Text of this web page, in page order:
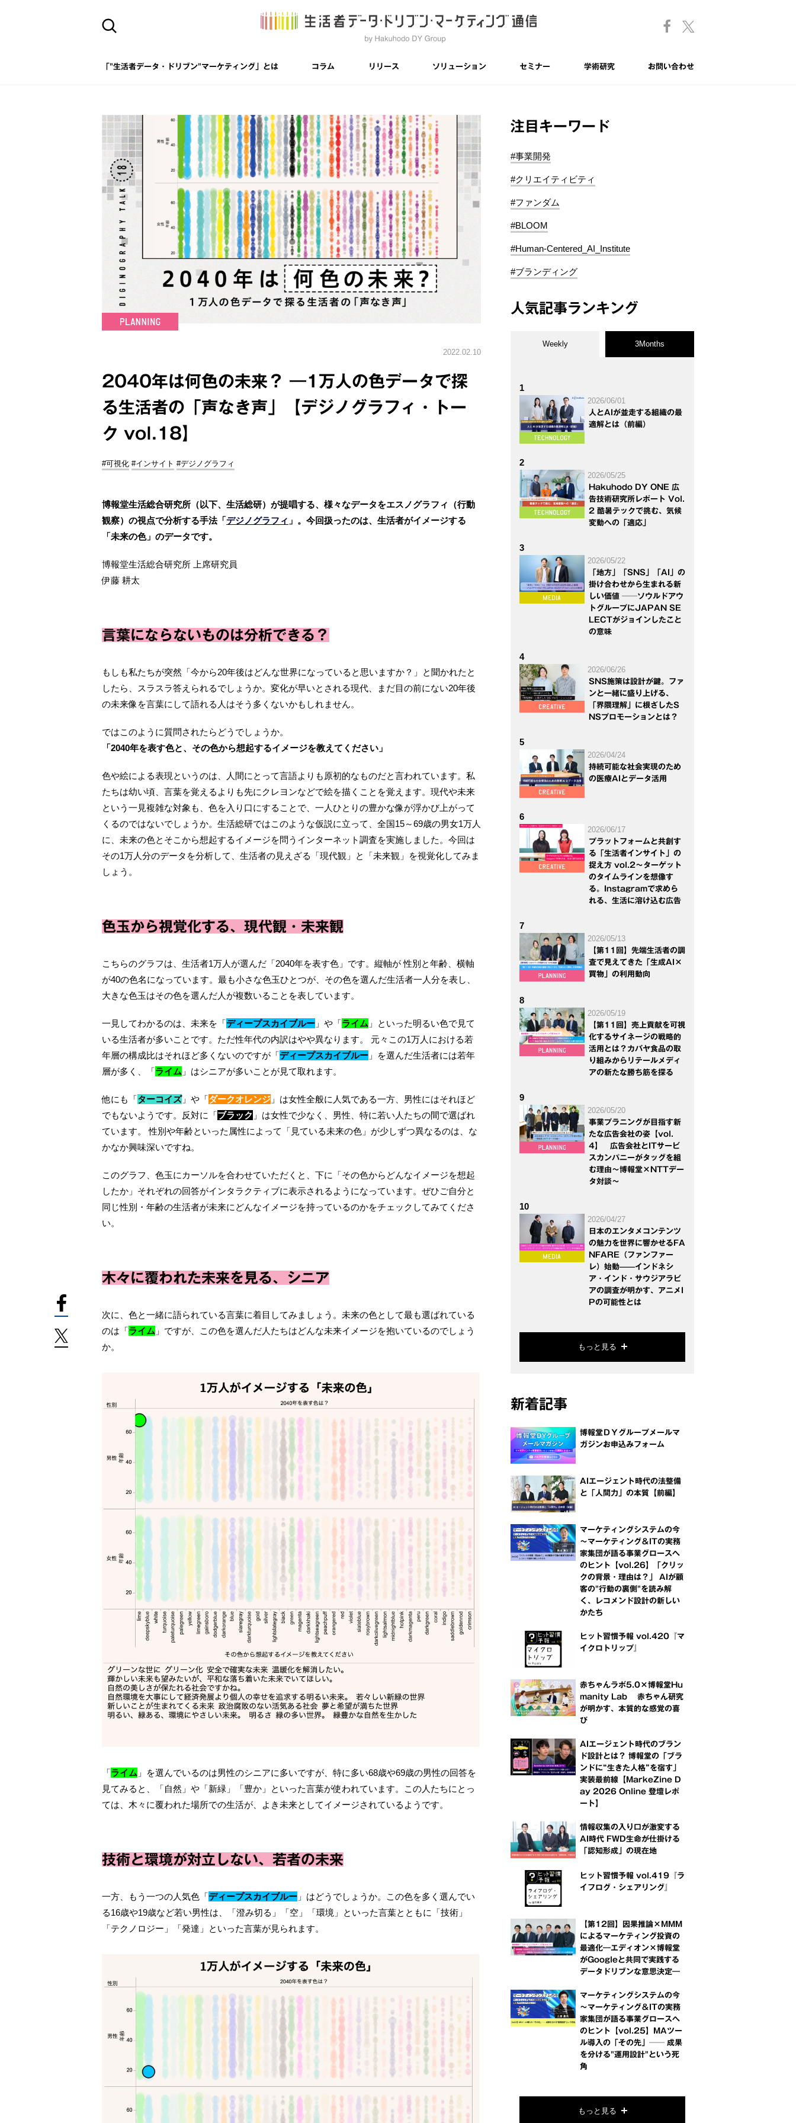
「"生活者データ・ドリブン"マーケティング」とは コラム リリース ソリューション セミナー 学術研究 お問い合わせ
2022.02.10
2040年は何⾊の未来？ ―1万⼈の⾊データで探
る⽣活者の「声なき声」【デジノグラフィ・トー
ク vol.18】
#可視化 #インサイト #デジノグラフィ
博報堂⽣活総合研究所（以下、⽣活総研）が提唱する、様々なデータをエスノグラフィ（⾏動
観察）の視点で分析する⼿法「デジノグラフィ 」。今回扱ったのは、⽣活者がイメージする
「未来の⾊」のデータです。
博報堂生活総合研究所 上席研究員
伊藤 耕太
⾔葉にならないものは分析できる？
もしも私たちが突然「今から20年後はどんな世界になっていると思いますか？」と聞かれたと
したら、スラスラ答えられるでしょうか。変化が早いとされる現代、まだ⽬の前にない20年後
の未来像を⾔葉にして語れる⼈はそう多くないかもしれません。
ではこのように質問されたらどうでしょうか。
「2040年を表す⾊と、その⾊から想起するイメージを教えてください」
⾊や絵による表現というのは、⼈間にとって⾔語よりも原初的なものだと⾔われています。私
たちは幼い頃、⾔葉を覚えるよりも先にクレヨンなどで絵を描くことを覚えます。現代や未来
という⼀⾒複雑な対象も、⾊を⼊り⼝にすることで、⼀⼈ひとりの豊かな像が浮かび上がって
くるのではないでしょうか。⽣活総研ではこのような仮説に⽴って、全国15～69歳の男女1万⼈
に、未来の色とそこから想起するイメージを問うインターネット調査を実施しました。今回は
その1万⼈分のデータを分析して、⽣活者の⾒えざる「現代観」と「未来観」を視覚化してみま
しょう。
⾊⽟から視覚化する、現代観・未来観
こちらのグラフは、⽣活者1万⼈が選んだ「2040年を表す⾊」です。縦軸が 性別と年齢、横軸
が40の⾊名になっています。最も⼩さな⾊⽟ひとつが、その色を選んだ⽣活者⼀⼈分を表し、
⼤きな⾊⽟はその色を選んだ人が複数いることを表しています。
⼀⾒してわかるのは、未来を「ディープスカイブルー 」や「ライム 」といった明るい⾊で⾒て
いる⽣活者が多いことです。ただ性年代の内訳はやや異なります。 元々この1万⼈における若
年層の構成⽐はそれほど多くないのですが「ディープスカイブルー 」を選んだ⽣活者には若年
層が多く、「ライム 」はシニアが多いことが⾒て取れます。
他にも「ターコイズ」や「ダークオレンジ 」は⼥性全般に⼈気である⼀⽅、男性にはそれほど
でもないようです。反対に「ブラック 」は⼥性で少なく、男性、特に若い⼈たちの間で選ばれ
ています。 性別や年齢といった属性によって「⾒ている未来の⾊」が少しずつ異なるのは、な
かなか興味深いですね。
このグラフ、色玉にカーソルを合わせていただくと、下に「その⾊からどんなイメージを想起
したか」それぞれの回答がインタラクティブに表⽰されるようになっています。ぜひご⾃分と
同じ性別・年齢の⽣活者が未来にどんなイメージを持っているのかをチェックしてみてくださ
い。
⽊々に覆われた未来を⾒る、シニア
次に、⾊と⼀緒に語られている⾔葉に着⽬してみましょう。未来の⾊として最も選ばれている
のは「ライム 」ですが、この⾊を選んだ⼈たちはどんな未来イメージを抱いているのでしょう
か。
「ライム 」を選んでいるのは男性のシニアに多いですが、特に多い68歳や69歳の男性の回答を
⾒てみると、「⾃然」や「新緑」「豊か」といった⾔葉が使われています。この⼈たちにとっ
ては、⽊々に覆われた場所での⽣活が、よき未来としてイメージされているようです。
技術と環境が対⽴しない、若者の未来
⼀⽅、もう⼀つの⼈気⾊「ディープスカイブルー 」はどうでしょうか。この⾊を多く選んでい
る16歳や19歳など若い男性は、「澄み切る」「空」「環境」といった⾔葉とともに「技術」
「テクノロジー」「発達」といった⾔葉が⾒られます。
注目キーワード
#事業開発
#クリエイティビティ
#ファンダム
#BLOOM
#Human-Centered_AI_Institute
#ブランディング
人気記事ランキング
Weekly 3Months
1
2026/06/01
人とAIが並走する組織の最
適解とは（前編）
2
2026/05/25
Hakuhodo DY ONE 広
告技術研究所レポート Vol.
2 酷暑テックで挑む、気候
変動への「適応」
3
2026/05/22
「地方」「SNS」「AI」の
掛け合わせから生まれる新
しい価値 ──ソウルドアウ
トグループにJAPAN SE
LECTがジョインしたこと
の意味
4
2026/06/26
SNS施策は設計が鍵。ファ
ンと一緒に盛り上げる、
「界隈理解」に根ざしたS
NSプロモーションとは？
5
2026/04/24
持続可能な社会実現のため
の医療AIとデータ活用
6
2026/06/17
プラットフォームと共創す
る「生活者インサイト」の
捉え方 vol.2～ターゲット
のタイムラインを想像す
る。Instagramで求めら
れる、生活に溶け込む広告
7
2026/05/13
【第11回】先端生活者の調
査で見えてきた「生成AI×
買物」の利用動向
8
2026/05/19
【第11回】売上貢献を可視
化するサイネージの戦略的
活用とは？カバヤ食品の取
り組みからリテールメディ
アの新たな勝ち筋を探る
9
2026/05/20
事業プラニングが目指す新
たな広告会社の姿【vol.
4】 広告会社とITサービ
スカンパニーがタッグを組
む理由～博報堂×NTTデー
タ対談～
10
2026/04/27
日本のエンタメコンテンツ
の魅力を世界に響かせるFA
NFARE（ファンファー
レ）始動——インドネシ
ア・インド・サウジアラビ
アの調査が明かす、アニメI
Pの可能性とは
もっと見る
新着記事
博報堂ＤＹグループメールマ
ガジンお申込みフォーム
AIエージェント時代の法整備
と「人間力」の本質【前編】
マーケティングシステムの今
～マーケティング＆ITの実務
家集団が語る事業グロースへ
のヒント【vol.26】「クリッ
クの背景・理由は？」 AIが顧
客の"行動の裏側"を読み解
く、レコメンド設計の新しい
かたち
ヒット習慣予報 vol.420『マ
イクロトリップ』
赤ちゃんラボ5.0×博報堂Hu
manity Lab 赤ちゃん研究
が明かす、本質的な感覚の喜
び
AIエージェント時代のブラン
ド設計とは？ 博報堂の「ブラ
ンドに“生きた人格”を宿す」
実装最前線【MarkeZine D
ay 2026 Online 登壇レポ
ート】
情報収集の入り口が激変する
AI時代 FWD生命が仕掛ける
「認知形成」の現在地
ヒット習慣予報 vol.419『ラ
イフログ・シェアリング』
【第12回】因果推論×MMM
によるマーケティング投資の
最適化―エディオン×博報堂
がGoogleと共同で実践する
データドリブンな意思決定―
マーケティングシステムの今
～マーケティング＆ITの実務
家集団が語る事業グロースへ
のヒント【vol.25】MAツー
ル導入の「その先」── 成果
を分ける"運用設計"という死
角
もっと見る